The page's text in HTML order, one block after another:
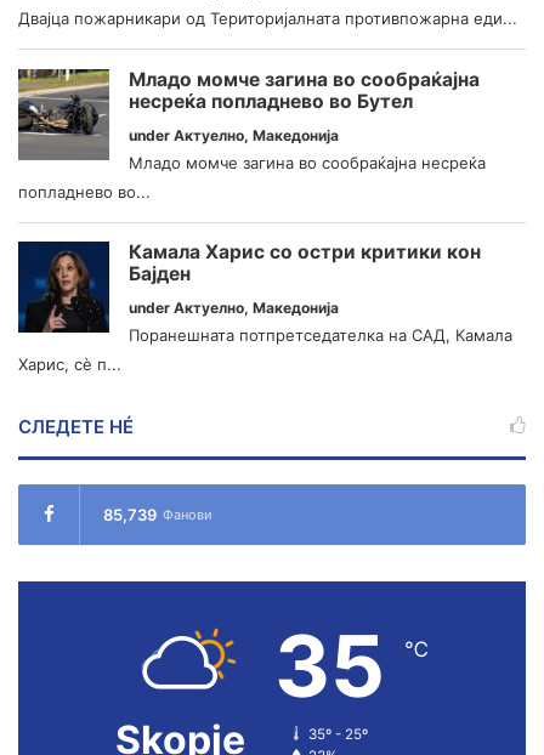
Двајца пожарникари од Територијалната противпожарна еди...
Младо момче загина во сообраќајна
несреќа попладнево во Бутел
under Актуелно, Македонија
Младо момче загина во сообраќајна несреќа
попладнево во...
Камала Харис со остри критики кон
Бајден
under Актуелно, Македонија
Поранешната потпретседателка на САД, Камала
Харис, сè п...
СЛЕДЕТЕ НÉ
85,739 Фанови
Skopje
35 ℃
35º - 25º